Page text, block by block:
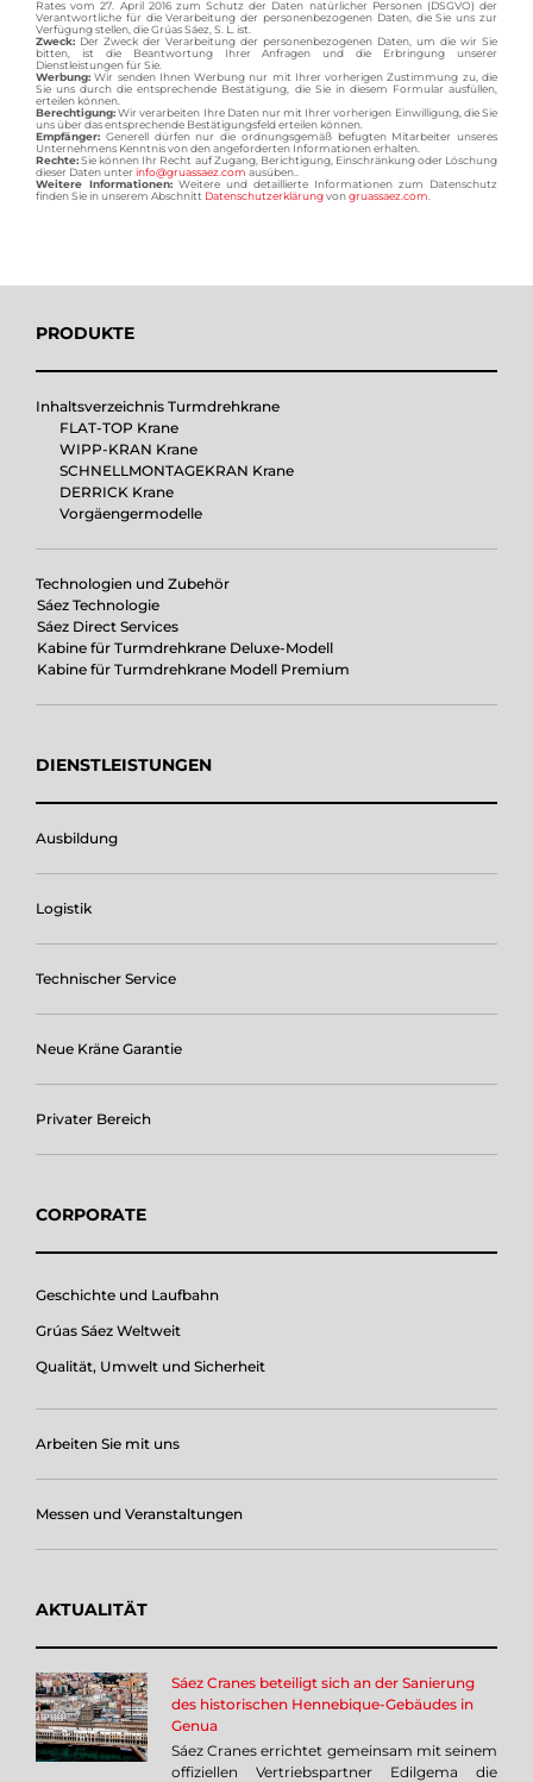
Rates vom 27. April 2016 zum Schutz der Daten natürlicher Personen (DSGVO) der
Verantwortliche für die Verarbeitung der personenbezogenen Daten, die Sie uns zur
Verfügung stellen, die Grúas Sáez, S. L. ist.
Zweck: Der Zweck der Verarbeitung der personenbezogenen Daten, um die wir Sie
bitten, ist die Beantwortung Ihrer Anfragen und die Erbringung unserer
Dienstleistungen für Sie.
Werbung: Wir senden Ihnen Werbung nur mit Ihrer vorherigen Zustimmung zu, die
Sie uns durch die entsprechende Bestätigung, die Sie in diesem Formular ausfüllen,
erteilen können.
Berechtigung:Wir verarbeiten Ihre Daten nur mit Ihrer vorherigen Einwilligung, die Sie
uns über das entsprechende Bestätigungsfeld erteilen können.
Empfänger: Generell dürfen nur die ordnungsgemäß befugten Mitarbeiter unseres
Unternehmens Kenntnis von den angeforderten Informationen erhalten.
Rechte:Sie können Ihr Recht auf Zugang, Berichtigung, Einschränkung oder Löschung
dieser Daten unterinfo@gruassaez.com ausüben..
Weitere Informationen: Weitere und detaillierte Informationen zum Datenschutz
finden Sie in unserem Abschnitt Datenschutzerklärungvongruassaez.com
PRODUKTE
Inhaltsverzeichnis Turmdrehkrane
FLAT-TOP Krane
WIPP-KRAN Krane
SCHNELLMONTAGEKRAN Krane
DERRICK Krane
Vorgäengermodelle
Technologien und Zubehör
Sáez Technologie
Sáez Direct Services
Kabine für Turmdrehkrane Deluxe-Modell
Kabine für Turmdrehkrane Modell Premium
DIENSTLEISTUNGEN
Ausbildung
Logistik
Technischer Service
Neue Kräne Garantie
Privater Bereich
CORPORATE
Geschichte und Laufbahn
Grúas Sáez Weltweit
Qualität, Umwelt und Sicherheit
Arbeiten Sie mit uns
Messen und Veranstaltungen
AKTUALITÄT
Sáez Cranes beteiligt sich an der Sanierung
des historischen Hennebique-Gebäudes in
Genua
Sáez Cranes errichtet gemeinsam mit seinem
offiziellen Vertriebspartner Edilgema die